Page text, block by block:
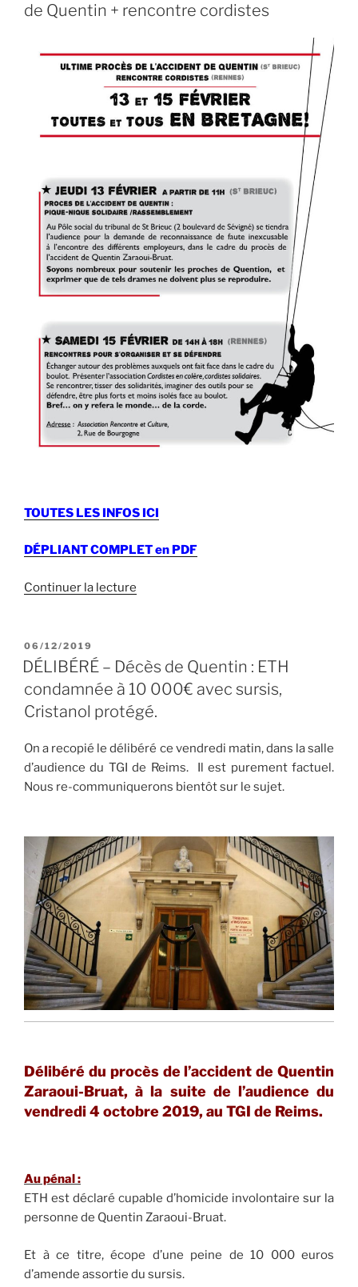
de Quentin + rencontre cordistes
TOUTES LES INFOS ICI
DÉPLIANT COMPLET en PDF
Continuer la lecture
procès
de
l’accident
de
Quentin
+
rencontre
PUBLIÉ
LE
06/12/2019
DÉLIBÉRÉ – Décès de Quentin : ETH
condamnée à 10 000€ avec sursis,
Cristanol protégé.
On a recopié le délibéré ce vendredi matin, dans la salle
d’audience du TGI de Reims. Il est purement factuel.
Nous re-communiquerons bientôt sur le sujet.
Délibéré du procès de l’accident de Quentin
Zaraoui-Bruat, à la suite de l’audience du
vendredi 4 octobre 2019, au TGI de Reims.
Au pénal :
ETH est déclaré cupable d’homicide involontaire sur la
personne de Quentin Zaraoui-Bruat.
Et à ce titre, écope d’une peine de 10 000 euros
d’amende assortie du sursis.